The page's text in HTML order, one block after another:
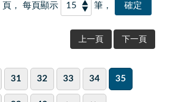
頁， 每頁顯示 筆，
上一頁 下一頁
31 32 33 34 35